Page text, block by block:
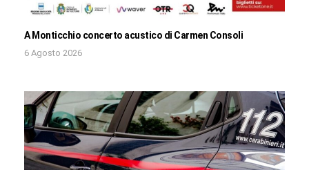
A Monticchio concerto acustico di Carmen Consoli
6 Agosto 2026